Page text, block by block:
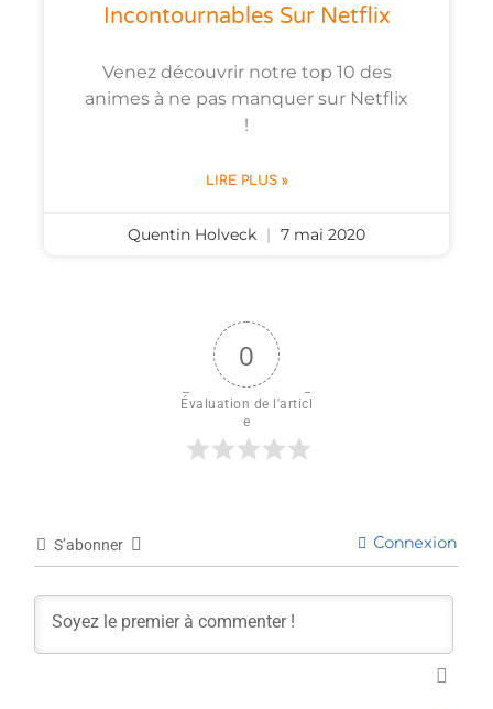
Incontournables Sur Netflix
Venez découvrir notre top 10 des
animes à ne pas manquer sur Netflix
!
LIRE PLUS »
Quentin Holveck 7 mai 2020
0
Évaluation de l'articl
e
S’abonner Connexion